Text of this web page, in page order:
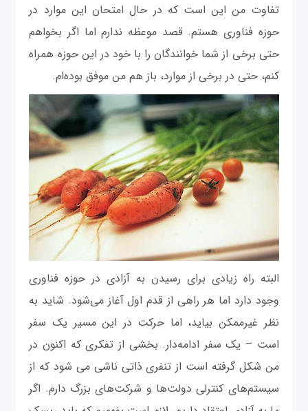
تفاوت من این است که در حال امتحان این موارد در
حوزه فناوری هستم. قصد موعظه ندارم اما اگر بخواهم
حتی برخی از شما خوانندگان را با خود در این حوزه همراه
کنم، حتی در برخی از موارد، باز هم من موفق بوده‌ام.
البته راه زیادی برای رسیدن به آزادی در حوزه فناوری
وجود دارد اما هر راهی از قدم اول آغاز می‌شود. شاید به
نظر غیرممکن بیاید، اما حرکت در این مسیر یک سفر
است – یک سفر ادامه‌دار. بخشی از تفکری که اکنون در
من شکل گرفته است از تنفری ذاتی ناشی می شود که از
سیستم‌های کنترلی دولت‌ها و شرکت‌های بزرگ دارم. اگر